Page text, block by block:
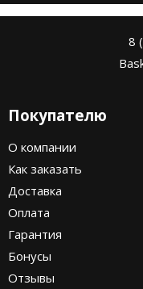
8
Покупателю
О компании
Как заказать
Доставка
Оплата
Гарантия
Бонусы
Отзывы